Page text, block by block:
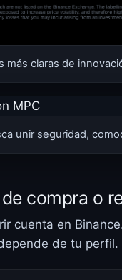
más claras de
unir seguridad,
compra o
cuenta en
de tu perfil.